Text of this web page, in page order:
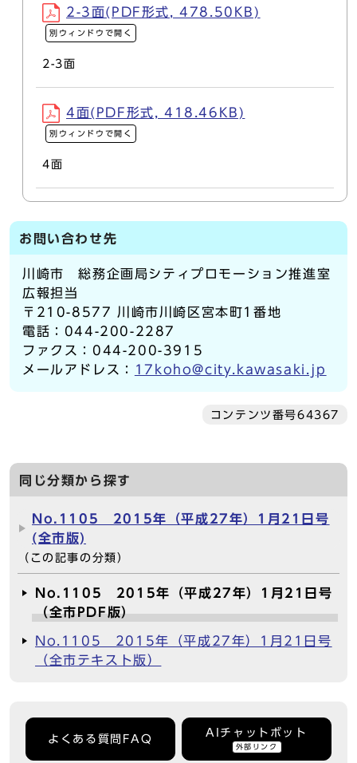
2-3面(PDF形式, 478.50KB)
別ウィンドウで開く
2-3面
4面(PDF形式, 418.46KB)
別ウィンドウで開く
4面
お問い合わせ先
川崎市 総務企画局シティプロモーション推進室
広報担当
〒210-8577 川崎市川崎区宮本町1番地
電話：044-200-2287
ファクス：044-200-3915
メールアドレス：
17koho@city.kawasaki.jp
コンテンツ番号64367
同じ分類から探す
No.1105 2015年（平成27年）1月21日号
(全市版)
（この記事の分類）
No.1105 2015年（平成27年）1月21日号
（全市PDF版）
No.1105 2015年（平成27年）1月21日号
（全市テキスト版）
よくある質問FAQ
AIチャットボット
外部リンク